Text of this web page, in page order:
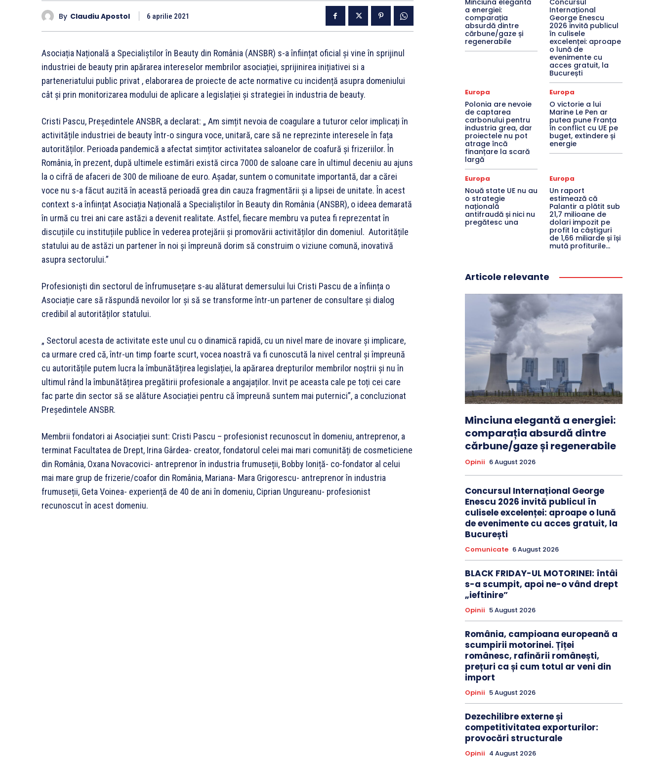
By Claudiu Apostol 6 aprilie 2021
Asociația Națională a Specialiștilor în Beauty din România (ANSBR) s-a înființat oficial și vine în sprijinul
industriei de beauty prin apărarea intereselor membrilor asociației, sprijinirea inițiativei si a
parteneriatului public privat , elaborarea de proiecte de acte normative cu incidență asupra domeniului
cât și prin monitorizarea modului de aplicare a legislației și strategiei în industria de beauty.
Cristi Pascu, Președintele ANSBR, a declarat: „ Am simțit nevoia de coagulare a tuturor celor implicați în
activitățile industriei de beauty într-o singura voce, unitară, care să ne reprezinte interesele în fața
autorităților. Perioada pandemică a afectat simțitor activitatea saloanelor de coafură și frizeriilor. În
România, în prezent, după ultimele estimări există circa 7000 de saloane care în ultimul deceniu au ajuns
la o cifră de afaceri de 300 de milioane de euro. Așadar, suntem o comunitate importantă, dar a cărei
voce nu s-a făcut auzită în această perioadă grea din cauza fragmentării și a lipsei de unitate. În acest
context s-a înființat Asociația Națională a Specialiștilor în Beauty din România (ANSBR), o ideea demarată
în urmă cu trei ani care astăzi a devenit realitate. Astfel, fiecare membru va putea fi reprezentat în
discuțiile cu instituțiile publice în vederea protejării și promovării activităților din domeniul. Autoritățile
statului au de astăzi un partener în noi și împreună dorim să construim o viziune comună, inovativă
asupra sectorului.”
Profesioniști din sectorul de înfrumusețare s-au alăturat demersului lui Cristi Pascu de a înființa o
Asociație care să răspundă nevoilor lor și să se transforme într-un partener de consultare și dialog
credibil al autorităților statului.
„ Sectorul acesta de activitate este unul cu o dinamică rapidă, cu un nivel mare de inovare și implicare,
ca urmare cred că, într-un timp foarte scurt, vocea noastră va fi cunoscută la nivel central și împreună
cu autoritățile putem lucra la îmbunătățirea legislației, la apărarea drepturilor membrilor noștrii și nu în
ultimul rând la îmbunătățirea pregătirii profesionale a angajaților. Invit pe aceasta cale pe toți cei care
fac parte din sector să se alăture Asociației pentru că împreună suntem mai puternici”, a concluzionat
Președintele ANSBR.
Membrii fondatori ai Asociației sunt: Cristi Pascu – profesionist recunoscut în domeniu, antreprenor, a
terminat Facultatea de Drept, Irina Gârdea- creator, fondatorul celei mai mari comunități de cosmeticiene
din România, Oxana Novacovici- antreprenor în industria frumuseții, Bobby Ioniță- co-fondator al celui
mai mare grup de frizerie/coafor din România, Mariana- Mara Grigorescu- antreprenor în industria
frumuseții, Geta Voinea- experiență de 40 de ani în domeniu, Ciprian Ungureanu- profesionist
recunoscut în acest domeniu.
Minciuna elegantă
a energiei:
comparația
absurdă dintre
cărbune/gaze și
regenerabile
Concursul
Internațional
George Enescu
2026 invită publicul
în culisele
excelenței: aproape
o lună de
evenimente cu
acces gratuit, la
București
Europa
Polonia are nevoie
de captarea
carbonului pentru
industria grea, dar
proiectele nu pot
atrage încă
finanțare la scară
largă
Europa
O victorie a lui
Marine Le Pen ar
putea pune Franța
în conflict cu UE pe
buget, extindere și
energie
Europa
Nouă state UE nu au
o strategie
națională
antifraudă și nici nu
pregătesc una
Europa
Un raport
estimează că
Palantir a plătit sub
21,7 milioane de
dolari impozit pe
profit la câștiguri
de 1,66 miliarde și își
mută profiturile...
Articole relevante
Minciuna elegantă a energiei:
comparația absurdă dintre
cărbune/gaze și regenerabile
Opinii 6 August 2026
Concursul Internațional George
Enescu 2026 invită publicul în
culisele excelenței: aproape o lună
de evenimente cu acces gratuit, la
București
Comunicate 6 August 2026
BLACK FRIDAY-UL MOTORINEI: întâi
s-a scumpit, apoi ne-o vând drept
„ieftinire”
Opinii 5 August 2026
România, campioana europeană a
scumpirii motorinei. Țiței
românesc, rafinării românești,
prețuri ca și cum totul ar veni din
import
Opinii 5 August 2026
Dezechilibre externe și
competitivitatea exporturilor:
provocări structurale
Opinii 4 August 2026